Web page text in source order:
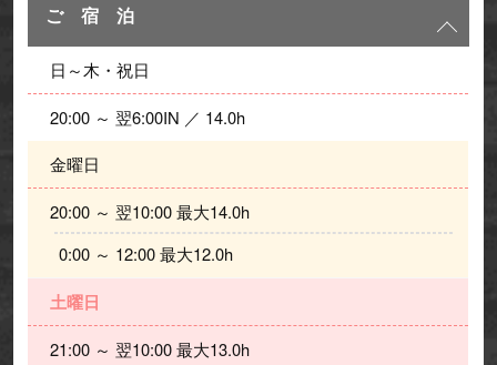
ご 宿 泊
日～木・祝日
20:00 ～ 翌6:00IN ／ 14.0h
金曜日
20:00 ～ 翌10:00 最大14.0h
  0:00 ～ 12:00 最大12.0h
土曜日
21:00 ～ 翌10:00 最大13.0h